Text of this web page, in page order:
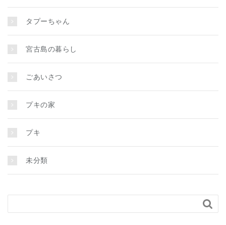
タプーちゃん
宮古島の暮らし
ごあいさつ
プキの家
プキ
未分類
